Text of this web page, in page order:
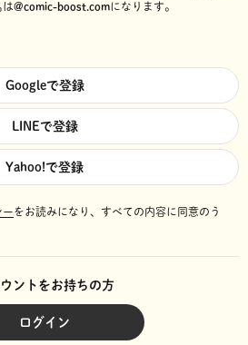
は@comic-boost.comになります。
Googleで登録
LINEで登録
Yahoo!で登録
ーをお読みになり、 すべての内容に同意のう
ントをお持ちの方
ログイン